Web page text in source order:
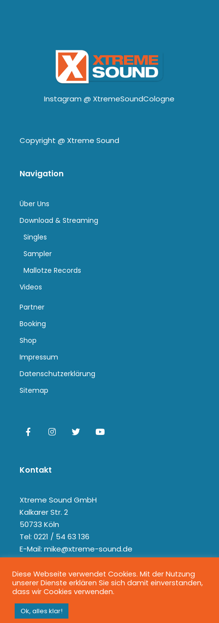
Instagram @ XtremeSoundCologne
Copyright @ Xtreme Sound
Navigation
Über Uns
Download & Streaming
Singles
Sampler
Mallotze Records
Videos
Partner
Booking
Shop
Impressum
Datenschutzerklärung
Sitemap
Kontakt
Xtreme Sound GmbH
Kalkarer Str. 2
50733 Köln
Tel: 0221 / 54 63 136
E-Mail: mike@xtreme-sound.de
Diese Webseite verwendet Cookies. Mit der Nutzung
unserer Dienste erklären Sie sich damit einverstanden,
dass wir Cookies verwenden.
Ok, alles klar!